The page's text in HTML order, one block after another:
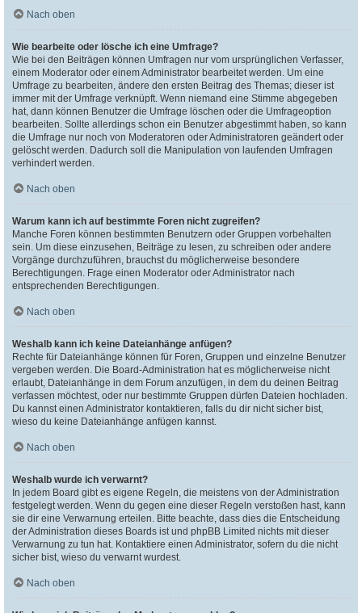
Nach oben
Wie bearbeite oder lösche ich eine Umfrage?
Wie bei den Beiträgen können Umfragen nur vom ursprünglichen Verfasser,
einem Moderator oder einem Administrator bearbeitet werden. Um eine
Umfrage zu bearbeiten, ändere den ersten Beitrag des Themas; dieser ist
immer mit der Umfrage verknüpft. Wenn niemand eine Stimme abgegeben
hat, dann können Benutzer die Umfrage löschen oder die Umfrageoption
bearbeiten. Sollte allerdings schon ein Benutzer abgestimmt haben, so kann
die Umfrage nur noch von Moderatoren oder Administratoren geändert oder
gelöscht werden. Dadurch soll die Manipulation von laufenden Umfragen
verhindert werden.
Nach oben
Warum kann ich auf bestimmte Foren nicht zugreifen?
Manche Foren können bestimmten Benutzern oder Gruppen vorbehalten
sein. Um diese einzusehen, Beiträge zu lesen, zu schreiben oder andere
Vorgänge durchzuführen, brauchst du möglicherweise besondere
Berechtigungen. Frage einen Moderator oder Administrator nach
entsprechenden Berechtigungen.
Nach oben
Weshalb kann ich keine Dateianhänge anfügen?
Rechte für Dateianhänge können für Foren, Gruppen und einzelne Benutzer
vergeben werden. Die Board-Administration hat es möglicherweise nicht
erlaubt, Dateianhänge in dem Forum anzufügen, in dem du deinen Beitrag
verfassen möchtest, oder nur bestimmte Gruppen dürfen Dateien hochladen.
Du kannst einen Administrator kontaktieren, falls du dir nicht sicher bist,
wieso du keine Dateianhänge anfügen kannst.
Nach oben
Weshalb wurde ich verwarnt?
In jedem Board gibt es eigene Regeln, die meistens von der Administration
festgelegt werden. Wenn du gegen eine dieser Regeln verstoßen hast, kann
sie dir eine Verwarnung erteilen. Bitte beachte, dass dies die Entscheidung
der Administration dieses Boards ist und phpBB Limited nichts mit dieser
Verwarnung zu tun hat. Kontaktiere einen Administrator, sofern du die nicht
sicher bist, wieso du verwarnt wurdest.
Nach oben